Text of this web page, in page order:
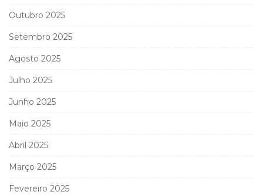
Outubro 2025
Setembro 2025
Agosto 2025
Julho 2025
Junho 2025
Maio 2025
Abril 2025
Março 2025
Fevereiro 2025